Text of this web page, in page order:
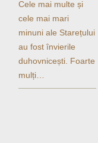
Ηχητικά
Cele mai multe și
cele mai mari
minuni ale Starețului
au fost învierile
duhovnicești. Foarte
mulți…